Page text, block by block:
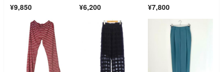
¥9,850 ¥6,200 ¥7,800